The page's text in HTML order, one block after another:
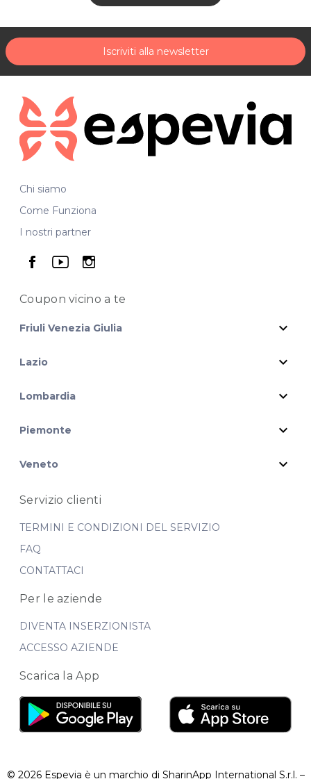
Iscriviti alla newsletter
Chi siamo
Come Funziona
I nostri partner
seguici su facebook
seguici su youtube
seguici su instagram
Coupon vicinoa te
Friuli Venezia Giulia expand_more
Lazio expand_more
Lombardia expand_more
Piemonte expand_more
Veneto expand_more
Servizio clienti
TERMINI E CONDIZIONI DEL SERVIZIO
FAQ
CONTATTACI
Per le aziende
DIVENTA INSERZIONISTA
ACCESSO AZIENDE
Scarica la App
© 2026 Espevia è un marchio di SharinApp International S.r.l. –